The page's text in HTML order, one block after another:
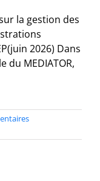
la gestion des
2026) Dans
du MEDIATOR,